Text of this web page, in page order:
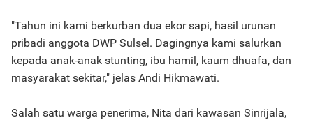
"Tahun ini kami berkurban dua ekor sapi, hasil urunan
pribadi anggota DWP Sulsel. Dagingnya kami salurkan
kepada anak-anak stunting, ibu hamil, kaum dhuafa, dan
masyarakat sekitar," jelas Andi Hikmawati.
Salah satu warga penerima, Nita dari kawasan Sinrijala,